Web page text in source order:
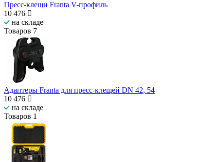
Пресс-клещи Franta V-профиль
10 476
на складе
Товаров 7
Адаптеры Franta для пресс-клещей DN 42, 54
10 476
на складе
Товаров 1